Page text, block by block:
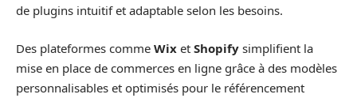
de plugins intuitif et adaptable selon les besoins.
Des plateformes comme Wix et Shopify simplifient la
mise en place de commerces en ligne grâce à des modèles
personnalisables et optimisés pour le référencement